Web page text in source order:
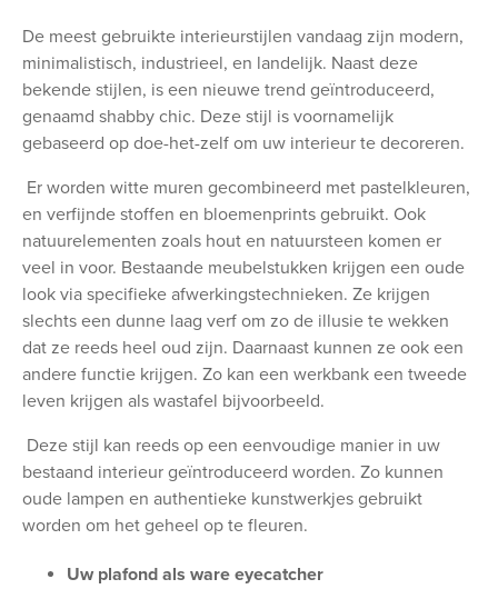
De meest gebruikte interieurstijlen vandaag zijn modern,
minimalistisch, industrieel, en landelijk. Naast deze
bekende stijlen, is een nieuwe trend geïntroduceerd,
genaamd shabby chic. Deze stijl is voornamelijk
gebaseerd op doe-het-zelf om uw interieur te decoreren.
Er worden witte muren gecombineerd met pastelkleuren,
en verfijnde stoffen en bloemenprints gebruikt. Ook
natuurelementen zoals hout en natuursteen komen er
veel in voor. Bestaande meubelstukken krijgen een oude
look via specifieke afwerkingstechnieken. Ze krijgen
slechts een dunne laag verf om zo de illusie te wekken
dat ze reeds heel oud zijn. Daarnaast kunnen ze ook een
andere functie krijgen. Zo kan een werkbank een tweede
leven krijgen als wastafel bijvoorbeeld.
Deze stijl kan reeds op een eenvoudige manier in uw
bestaand interieur geïntroduceerd worden. Zo kunnen
oude lampen en authentieke kunstwerkjes gebruikt
worden om het geheel op te fleuren.
Uw plafond als ware eyecatcher